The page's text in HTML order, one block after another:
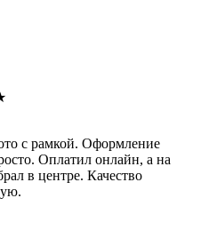
с рамкой. Оформление
Оплатил онлайн, а на
в центре. Качество